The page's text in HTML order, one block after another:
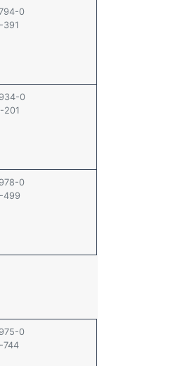
0
0
201
0
499
0
744